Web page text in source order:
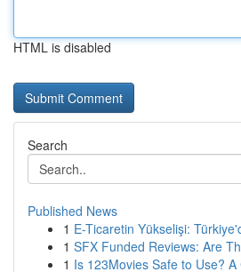
HTML is disabled
Search
Published News
1 E-Ticaretin Yükselişi:
1 SFX Funded Reviews: Are
1 Is 123Movies Safe to Use?